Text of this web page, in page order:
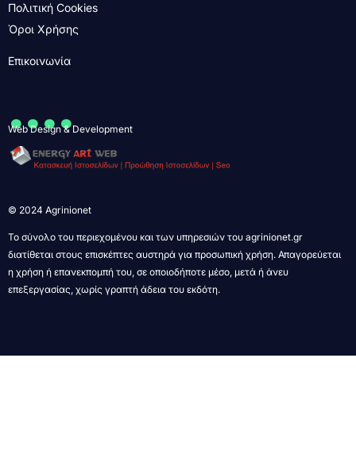
Πολιτική Cookies
Όροι Χρήσης
Επικοινωνία
....
Web Design & Development
© 2024 Agrinionet
Το σύνολο του περιεχομένου και των υπηρεσιών του agrinionet.gr
διατίθεται στους επισκέπτες αυστηρά για προσωπική χρήση. Απαγορεύεται
η χρήση ή επανεκπομπή του, σε οποιοδήποτε μέσο, μετά ή άνευ
επεξεργασίας, χωρίς γραπτή άδεια του εκδότη.